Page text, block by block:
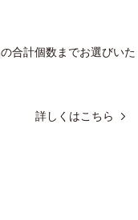
合計個数までお選びいた
詳しくはこちら